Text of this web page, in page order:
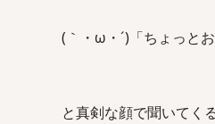
(｀・ω・´)「ちょっと
と真剣な顔で聞いてくる